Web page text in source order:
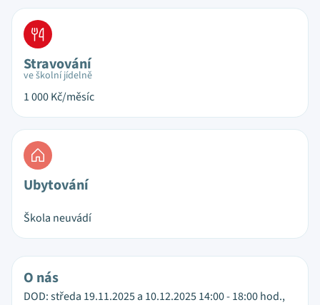
Stravování
ve školní jídelně
1 000Kč/měsíc
Ubytování
Škola neuvádí
O nás
DOD: středa 19.11.2025 a 10.12.2025 14:00 - 18:00 hod.,